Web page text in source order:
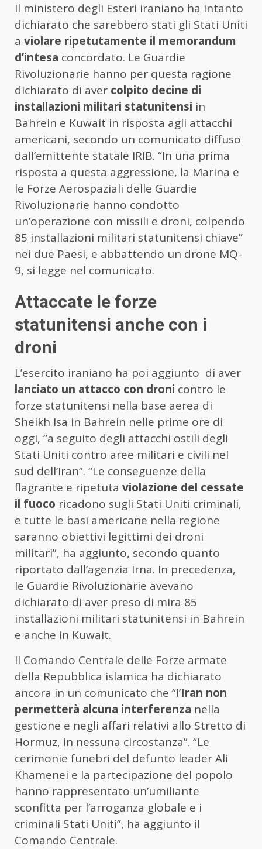
Il ministero degli Esteri iraniano ha intanto
dichiarato che sarebbero stati gli Stati Uniti
a violare ripetutamente il memorandum
d’intesa concordato. Le Guardie
Rivoluzionarie hanno per questa ragione
dichiarato di aver colpito decine di
installazioni militari statunitensi in
Bahrein e Kuwait in risposta agli attacchi
americani, secondo un comunicato diffuso
dall’emittente statale IRIB. “In una prima
risposta a questa aggressione, la Marina e
le Forze Aerospaziali delle Guardie
Rivoluzionarie hanno condotto
un’operazione con missili e droni, colpendo
85 installazioni militari statunitensi chiave”
nei due Paesi, e abbattendo un drone MQ-
9, si legge nel comunicato.
Attaccate le forze
statunitensi anche con i
droni
L’esercito iraniano ha poi aggiunto di aver
lanciato un attacco con droni contro le
forze statunitensi nella base aerea di
Sheikh Isa in Bahrein nelle prime ore di
oggi, “a seguito degli attacchi ostili degli
Stati Uniti contro aree militari e civili nel
sud dell’Iran”. “Le conseguenze della
flagrante e ripetuta violazione del cessate
il fuoco ricadono sugli Stati Uniti criminali,
e tutte le basi americane nella regione
saranno obiettivi legittimi dei droni
militari”, ha aggiunto, secondo quanto
riportato dall’agenzia Irna. In precedenza,
le Guardie Rivoluzionarie avevano
dichiarato di aver preso di mira 85
installazioni militari statunitensi in Bahrein
e anche in Kuwait.
Il Comando Centrale delle Forze armate
della Repubblica islamica ha dichiarato
ancora in un comunicato che “l’Iran non
permetterà alcuna interferenza nella
gestione e negli affari relativi allo Stretto di
Hormuz, in nessuna circostanza”. “Le
cerimonie funebri del defunto leader Ali
Khamenei e la partecipazione del popolo
hanno rappresentato un’umiliante
sconfitta per l’arroganza globale e i
criminali Stati Uniti”, ha aggiunto il
Comando Centrale.